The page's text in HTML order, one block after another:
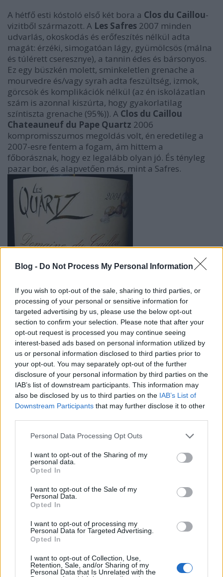
Blog - Do Not Process My Personal Information
If you wish to opt-out of the sale, sharing to third parties, or
processing of your personal or sensitive information for
targeted advertising by us, please use the below opt-out
section to confirm your selection. Please note that after your
opt-out request is processed you may continue seeing
interest-based ads based on personal information utilized by
us or personal information disclosed to third parties prior to
your opt-out. You may separately opt-out of the further
disclosure of your personal information by third parties on the
IAB’s list of downstream participants. This information may
also be disclosed by us to third parties on the IAB’s List of
Downstream Participants that may further disclose it to other
Please note that this website/app uses one or more Google
not limited to your visit or usage behaviour. You may click to
grant or deny consent to Google and its third-party tags to
use your data for below specified purposes in below Google
consent section.
Personal Data Processing Opt Outs
I want to opt-out of the Sharing of my
personal data.
Opted In
I want to opt-out of the Sale of my
Personal Data.
Opted In
I want to opt-out of processing my
Personal Data for Targeted Advertising.
Opted In
I want to opt-out of Collection, Use,
Retention, Sale, and/or Sharing of my
Personal Data that Is Unrelated with the
A hétfő esti kóstoló első két bora a Clos du Caillou-
vizitből származott. A Les Safres 2007 minden
udvarlás, okoskodás és erőfeszítés nélkül adta
magát: érzéki, simogatóan lágy, gyümölcsös (málna
és túlérett cseresznye), a tannin édes és bársonyos.
Ez egy büszkén molett, sminkeletlen grenache a
mourvedre és/vagy syrah adta feszültség, izmok,
görcsök és komplikációk nélkül (az én iskolázatlan
szám is azonnal kiszúrta, hogy gyakorlatilag
színtiszta grenache (95%)). A Clos du Caillou
Chateauneuf du Pape Quartz 2006
kompromisszumos megoldás volt, én eredetileg a
2007-esre fentem a fogam, ám hittem a
főborásznak, hogy ez legalább olyan jó. És tényleg
pazar bor, és alapvetően más, mint a Safres.
A kritikákból tudtam
(ill. egyszer már kóstoltam a 2005-öst, és az is ezt
mutatta), hogy a Quartz elüt a borvidéki
nagyátlagtól, simább, elegánsabb, nehezebben
megragadható (Parker: "it reminds me of a grand cru
Burgundy from Chambolle-Musigny as much as it does
a great Chateauneuf du Pape."). A grenache
habzsolnivaló gyümölcsössége, lágysága, a
mourvedre inasabb, lassabban érő, tartósabb
szerkezete, és a syrah fűszerei és savai ebben a
borban nem tapinthatóak ki, nem különülnek el
százaléka 30 éves syrah, azaz mourvedre nem került
bele). Elegáns, csiszolt bor, inkább egynemű,
monokrom, aminek finom árnyalatai vannak, nem
váltakozó primer színei. Mintha ugyanazt a
kisplasztikát látnánk újra meg újra, de különböző
nézőpontokból. A korty mélyén valami titokzatos
sötét mag rejlik, amit a kóstolás estéjén nem sikerült
megfejtenem. És közben gyümölcsös, dohányos,
fűszeres, varratmentes, kiegyensúlyozott, érett
tanninokkal, nem múló lecsengéssel. (Ezt mások is
így gondolhatták, mert amikor a kör végén,